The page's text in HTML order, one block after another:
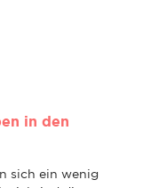
in den
sich ein wenig